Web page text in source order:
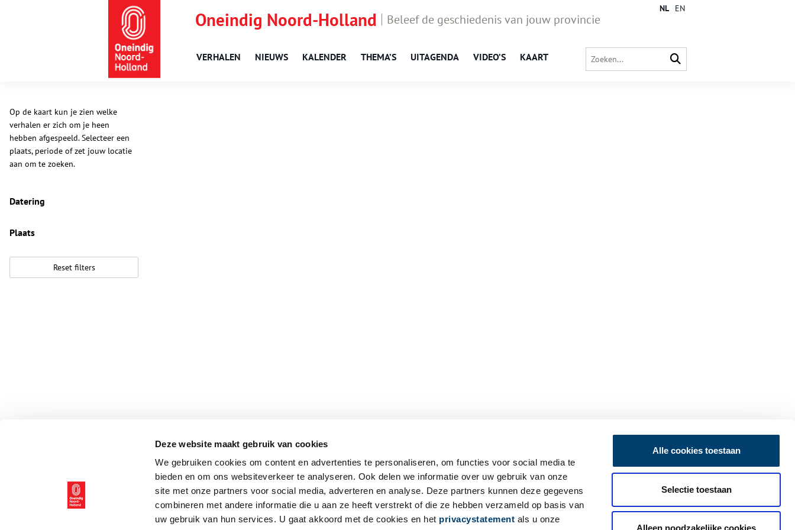
Deze website maakt gebruik van cookies
We gebruiken cookies om content en advertenties te personaliseren, om functies voor social media te
bieden en om ons websiteverkeer te analyseren. Ook delen we informatie over uw gebruik van onze
site met onze partners voor social media, adverteren en analyse. Deze partners kunnen deze gegevens
combineren met andere informatie die u aan ze heeft verstrekt of die ze hebben verzameld op basis van
uw gebruik van hun services. U gaat akkoord met de cookies en het privacystatement als u onze
Alle cookies toestaan
Selectie toestaan
Alleen noodzakelijke cookies
Oneindig Noord-Holland Beleef de geschiedenis van jouw provincie
VERHALEN NIEUWS KALENDER THEMA’S UITAGENDA VIDEO’S KAART
NL EN
Op de kaart kun je zien welke
verhalen er zich om je heen
hebben afgespeeld. Selecteer een
plaats, periode of zet jouw locatie
aan om te zoeken.
Datering
Plaats
Reset filters